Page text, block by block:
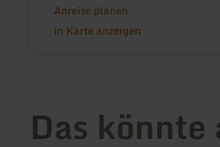
Anreise planen
in Karte anzeigen
Das könnte